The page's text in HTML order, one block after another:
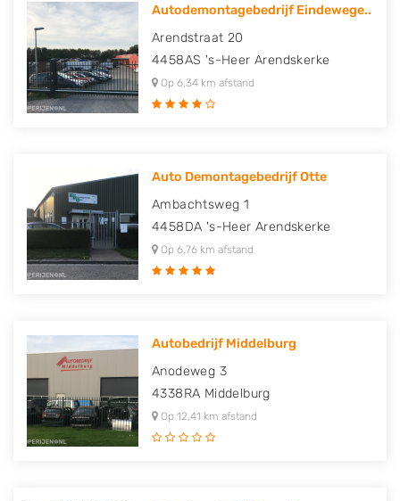
Autodemontagebedrijf Eindewege..
Arendstraat 20
4458AS 's-Heer Arendskerke
Op 6,34 km afstand
Auto Demontagebedrijf Otte
Ambachtsweg 1
4458DA 's-Heer Arendskerke
Op 6,76 km afstand
Autobedrijf Middelburg
Anodeweg 3
4338RA Middelburg
Op 12,41 km afstand